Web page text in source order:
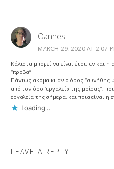
Oannes
MARCH 29, 2020 AT 2:07
Κάλιστα μπορεί να είναι έτσι, αν και η
“πρόβα”.
Πάντως ακόμα κι αν ο όρος “συνήθης
από τον όρο “εργαλείο της μοίρας”,
εργαλεία της σήμερα, και ποια είναι η
Loading...
LEAVE A REPLY